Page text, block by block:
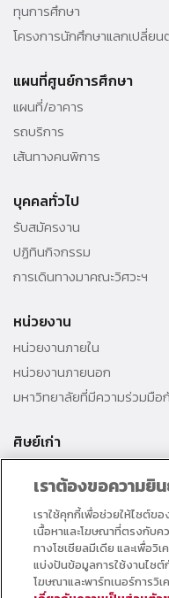
ทุนการศึกษา
โครงการนักศึกษาแลกเปลี่ยน
แผนที่ศูนย์การศึกษา
แผนที่/อาคาร
รถบริการ
เส้นทางคนพิการ
บุคคลทั่วไป
รับสมัครงาน
ปฏิทินกิจกรรม
การเดินทางมาคณะวิศวะฯ
หน่วยงาน
หน่วยงานภายใน
หน่วยงานภายนอก
มหาวิทยาลัยที่มีความร่วมมือ
ศิษย์เก่า
สำนักงานธรรมศาสตร์สัมพัน
ศิษย์เก่าดีเด่น
กองทุนวิศวกรแห่งธรรม เ
อาจารย์และบุคลากร
เราต้องขอความ
เราใช้คุกกี้เพื่อช่วยให้ไซต์ข
เนื้อหาและโฆษณาที่ตรงกับ
ทางโซเชียลมีเดีย และเพื่อวิเ
แบ่งปันข้อมูลการใช้งานไซต์
โฆษณาและพาร์ทเนอร์การวิเ